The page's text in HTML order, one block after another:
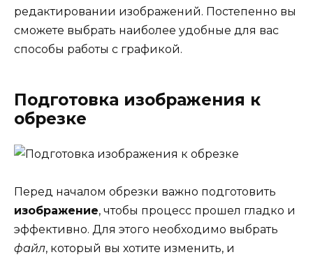
редактировании изображений. Постепенно вы
сможете выбрать наиболее удобные для вас
способы работы с графикой.
Подготовка изображения к
обрезке
Перед началом обрезки важно подготовить
изображение, чтобы процесс прошел гладко и
эффективно. Для этого необходимо выбрать
файл, который вы хотите изменить, и